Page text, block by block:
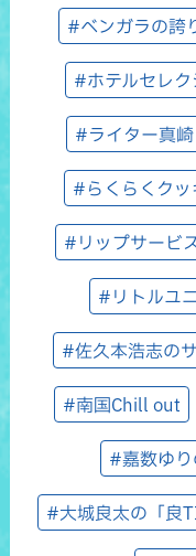
#ベンガラの誇
#ホテルセレ
#ライター真
#らくらくク
#リップサービ
#リトルユ
#佐久本浩志の
#南国Chill out
#嘉数ゆり
#大城良太の「良